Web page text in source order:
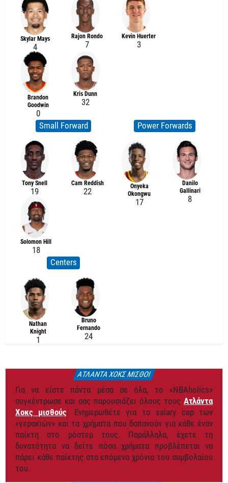
Skylar Mays
4
Rajon Rondo
7
Brandon
Goodwin
0
Kris Dunn
32
Kevin Huerter
3
Small Forward
Tony Snell
19
Cam Reddish
22
Solomon Hill
18
Power Forwards
Onyeka
Okongwu
17
Danilo
Gallinari
8
Centers
Nathan
Knight
1
Bruno
Fernando
24
ΑΤΛΑΝΤΑ ΧΟΚΣ ΜΙΣΘΟΙ
Για να είστε πάντα μέσα σε όλα, το «NBAholics»
συγκέντρωσε και σας παρουσιάζει όλους τους Ατλάντα
Χοκς μισθούς. Ενημερωθέτε για το salary cap των
«γερακιών» και τα χρήματα που δαπανούν για κάθε έναν
παίκτη στο ρόστερ τους. Παράλληλα, έχετε τη
δυνατότητα να δείτε πόσα χρήματα προβλέπεται να
πάρει κάθε παίκτης στα επόμενα χρόνια του συμβολαίου
του.